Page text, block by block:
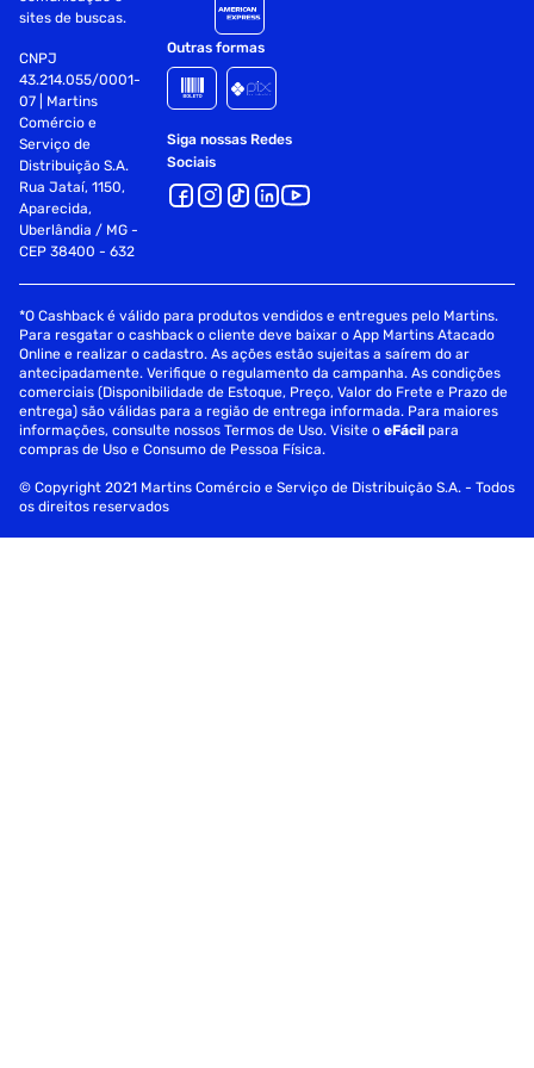
sites de buscas.
CNPJ
43.214.055/0001-
07 | Martins
Comércio e
Serviço de
Distribuição S.A.
Rua Jataí, 1150,
Aparecida,
Uberlândia / MG -
CEP 38400 - 632
Outras formas
Siga nossas Redes
Sociais
*O Cashback é válido para produtos vendidos e entregues pelo Martins.
Para resgatar o cashback o cliente deve baixar o App Martins Atacado
Online e realizar o cadastro. As ações estão sujeitas a saírem do ar
antecipadamente. Verifique o regulamento da campanha. As condições
comerciais (Disponibilidade de Estoque, Preço, Valor do Frete e Prazo de
entrega) são válidas para a região de entrega informada. Para maiores
informações, consulte nossos Termos de Uso. Visite oeFácil para
compras de Uso e Consumo de Pessoa Física.
© Copyright 2021 Martins Comércio e Serviço de Distribuição S.A. - Todos
os direitos reservados